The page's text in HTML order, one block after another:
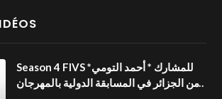
Season 4 FIVS للمشارك * أحمد التومي*
من الجزائر في المسابقة الدولية بالمهرجان